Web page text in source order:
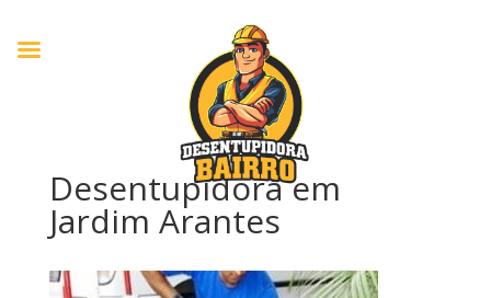
Desentupidora em
Jardim Arantes